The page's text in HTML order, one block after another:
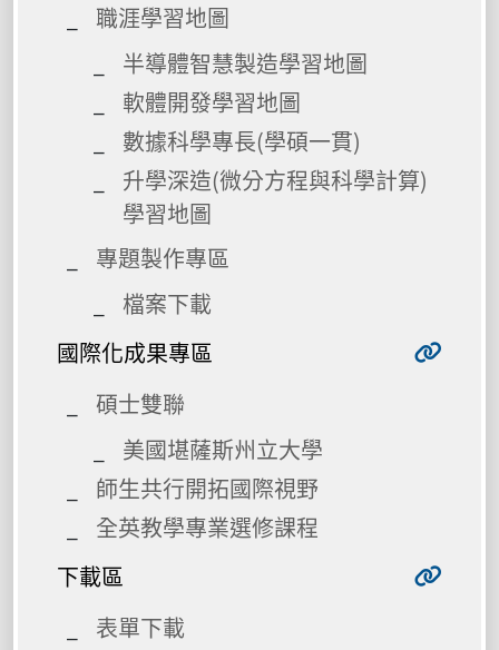
職涯學習地圖
半導體智慧製造學習地圖
軟體開發學習地圖
數據科學專長(學碩一貫)
升學深造(微分方程與科學計算)
學習地圖
專題製作專區
檔案下載
國際化成果專區
碩士雙聯
美國堪薩斯州立大學
師生共行開拓國際視野
全英教學專業選修課程
下載區
表單下載